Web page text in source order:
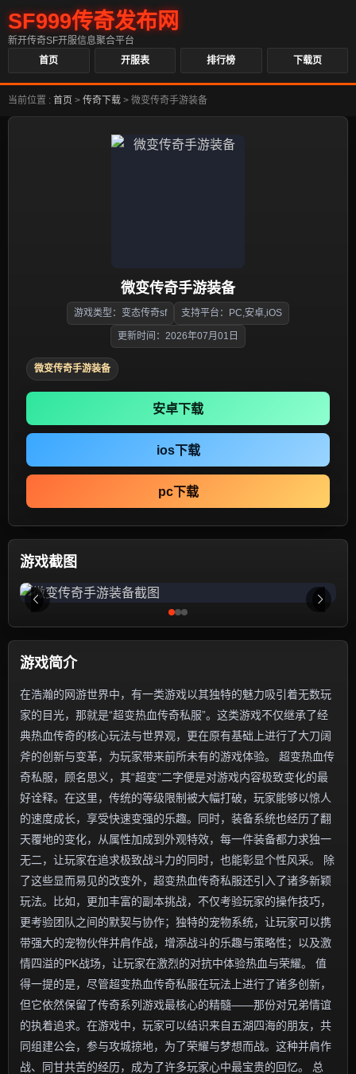
SF999传奇发布网
新开传奇SF开服信息聚合平台
首页
开服表 排行榜 下载页
当前位置 : 首页 > 传奇下载 > 微变传奇手游装备
微变传奇手游装备
游戏类型：变态传奇sf 支持平台：PC,安卓,iOS
更新时间：2026年07月01日
微变传奇手游装备
安卓下载
ios下载
pc下载
游戏截图
游戏简介
在浩瀚的网游世界中，有一类游戏以其独特的魅力吸引着无数玩
家的目光，那就是“超变热血传奇私服”。这类游戏不仅继承了经
典热血传奇的核心玩法与世界观，更在原有基础上进行了大刀阔
斧的创新与变革，为玩家带来前所未有的游戏体验。 超变热血传
奇私服，顾名思义，其“超变”二字便是对游戏内容极致变化的最
好诠释。在这里，传统的等级限制被大幅打破，玩家能够以惊人
的速度成长，享受快速变强的乐趣。同时，装备系统也经历了翻
天覆地的变化，从属性加成到外观特效，每一件装备都力求独一
无二，让玩家在追求极致战斗力的同时，也能彰显个性风采。 除
了这些显而易见的改变外，超变热血传奇私服还引入了诸多新颖
玩法。比如，更加丰富的副本挑战，不仅考验玩家的操作技巧，
更考验团队之间的默契与协作；独特的宠物系统，让玩家可以携
带强大的宠物伙伴并肩作战，增添战斗的乐趣与策略性；以及激
情四溢的PK战场，让玩家在激烈的对抗中体验热血与荣耀。 值
得一提的是，尽管超变热血传奇私服在玩法上进行了诸多创新，
但它依然保留了传奇系列游戏最核心的精髓——那份对兄弟情谊
的执着追求。在游戏中，玩家可以结识来自五湖四海的朋友，共
同组建公会，参与攻城掠地，为了荣耀与梦想而战。这种并肩作
战、同甘共苦的经历，成为了许多玩家心中最宝贵的回忆。 总